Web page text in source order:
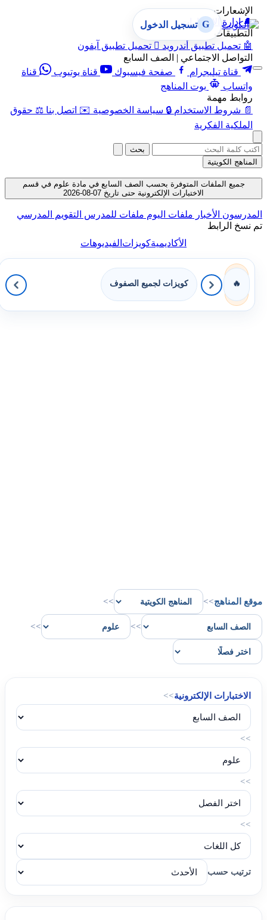
الإشعارات
🔔 إدارة الإشعارات
التطبيقات
🤖 تحميل تطبيق أندرويد  تحميل تطبيق آيفون
التواصل الاجتماعي | الصف السابع
قناة تيليجرام
صفحة فيسبوك قناة يوتيوب
قناة
واتساب
بوت المناهج
روابط مهمة
📄 شروط الاستخدام 🔒 سياسة الخصوصية ✉️ اتصل بنا ⚖️ حقوق
الملكية الفكرية
G تسجيل الدخول
بحث
المناهج الكويتية
جميع الملفات المتوفرة بحسب الصف السابع في مادة علوم في قسم
الاختبارات الإلكترونية حتى تاريخ 07-08-2026
المدرسون الأخبار ملفات اليوم ملفات للمدرس التقويم المدرسي
تم نسخ الرابط
الأكاديميةكويزاتالفيديوهات
🔥 كويزات لجميع الصفوف
موقع المناهج>>
>>
>>
>>
الاختبارات الإلكترونية>>
>>
>>
>>
ترتيب حسب